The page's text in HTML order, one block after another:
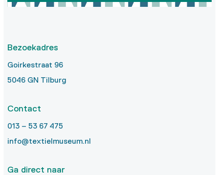
Bezoekadres
Goirkestraat 96
5046 GN Tilburg
Contact
013 – 53 67 475
info@textielmuseum.nl
Ga direct naar